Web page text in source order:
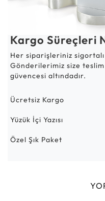
Kargo Süreçleri
Her siparişleriniz
Gönderilerimiz size
güvencesi altındadır.
Ücretsiz Kargo
Yüzük İçi Yazısı
Özel Şık Paket